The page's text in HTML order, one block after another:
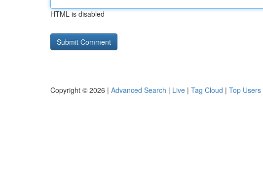
HTML is disabled
Copyright © 2026 | Advanced Search | Live | Tag Cloud | Top Users